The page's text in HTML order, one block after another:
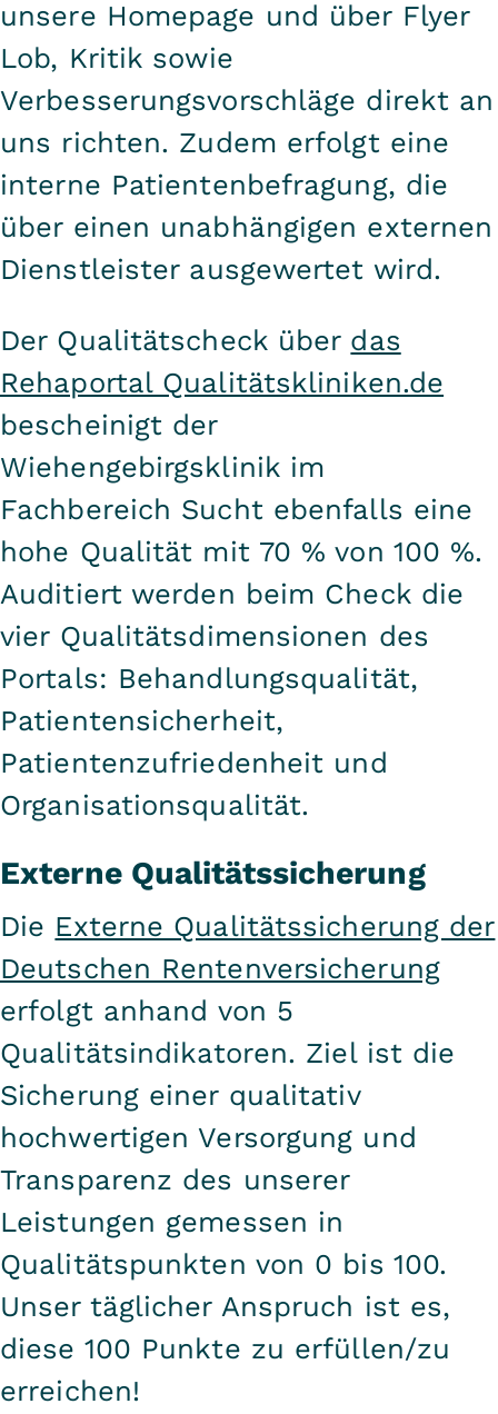
unsere Homepage und über Flyer
Lob, Kritik sowie
Verbesserungsvorschläge direkt an
uns richten. Zudem erfolgt eine
interne Patientenbefragung, die
über einen unabhängigen externen
Dienstleister ausgewertet wird.
Der Qualitätscheck über das
Rehaportal Qualitätskliniken.de
bescheinigt der
Wiehengebirgsklinik im
Fachbereich Sucht ebenfalls eine
hohe Qualität mit 70 % von 100 %.
Auditiert werden beim Check die
vier Qualitätsdimensionen des
Portals: Behandlungsqualität,
Patientensicherheit,
Patientenzufriedenheit und
Organisationsqualität.
Externe Qualitätssicherung
Die Externe Qualitätssicherung der
Deutschen Rentenversicherung
erfolgt anhand von 5
Qualitätsindikatoren. Ziel ist die
Sicherung einer qualitativ
hochwertigen Versorgung und
Transparenz des unserer
Leistungen gemessen in
Qualitätspunkten von 0 bis 100.
Unser täglicher Anspruch ist es,
diese 100 Punkte zu erfüllen/zu
erreichen!